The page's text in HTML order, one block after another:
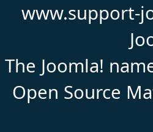
www.support-
The Joomla!
Open Source